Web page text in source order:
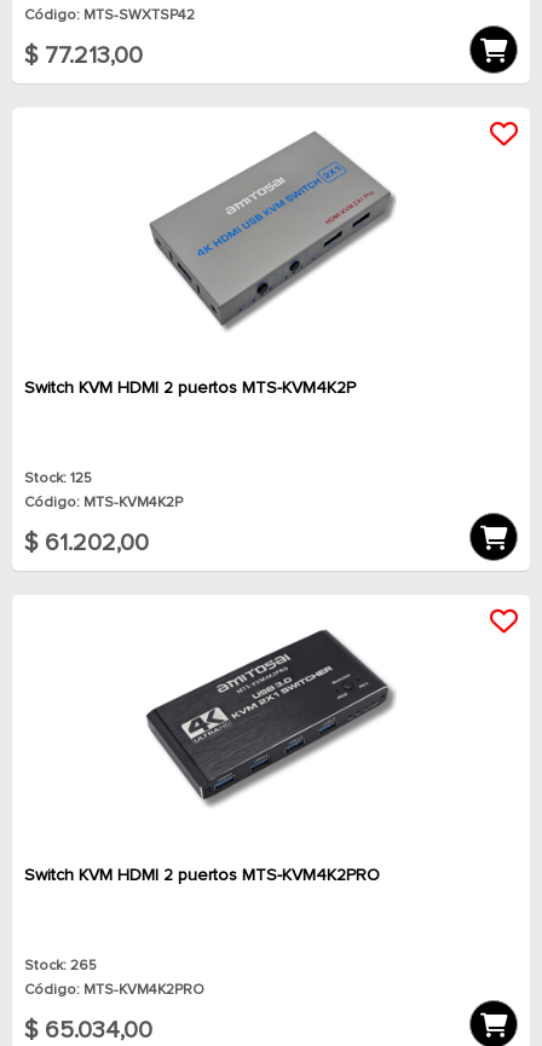
Código: MTS-SWXTSP42
$ 77.213,00
Switch KVM HDMI 2 puertos MTS-KVM4K2P
Stock: 125
Código: MTS-KVM4K2P
$ 61.202,00
Switch KVM HDMI 2 puertos MTS-KVM4K2PRO
Stock: 265
Código: MTS-KVM4K2PRO
$ 65.034,00